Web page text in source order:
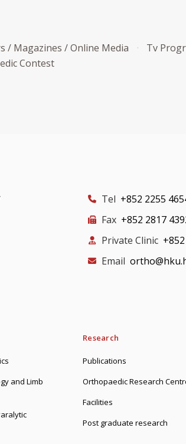
/ Magazines / Online Media Tv
Contest
Tel +852 2255
Fax +852 2817
Private Clinic
Email
and Limb
Research
Publications
Orthopaedic Research
Facilities
Post graduate research